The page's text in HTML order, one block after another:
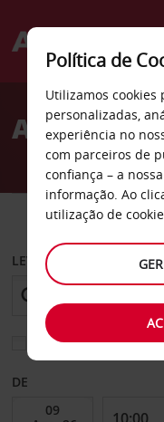
Welcome
AvisAluguer
CARRO
LEVANTAR EM
Escolher uma
DE
Política de
Utilizamos
personalizadas,
experiência no
com parceiros de
confiança – a nossa
informação. Ao
utilização de